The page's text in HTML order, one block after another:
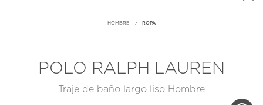
HOMBRE ROPA
POLO RALPH LAUREN
Traje de baño largo liso Hombre